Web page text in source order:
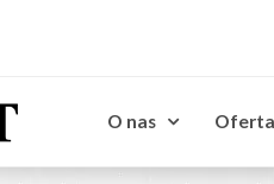
O nas Oferta